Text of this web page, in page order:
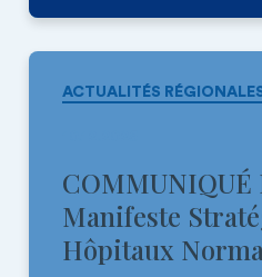
ACTUALITÉS
COMMUNIQUÉ
Manifeste
Hôpitaux